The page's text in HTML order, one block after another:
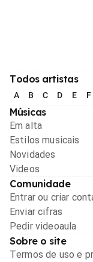
Todos artistas
A B C D E F
Músicas
Em alta
Estilos musicais
Novidades
Videos
Comunidade
Entrar ou criar
Enviar cifras
Pedir videoaula
Sobre o site
Termos de uso e